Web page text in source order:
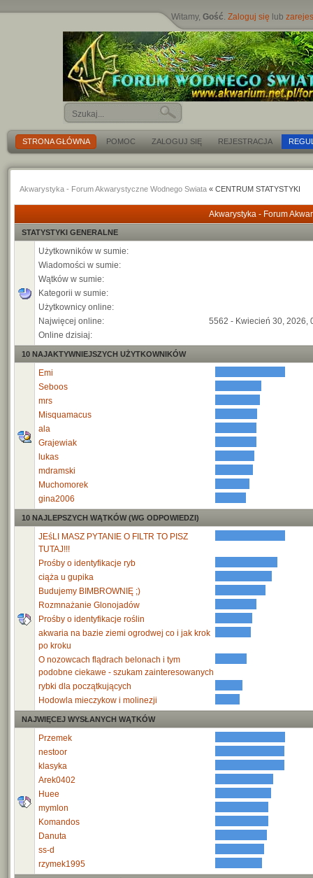
Witamy,Gość.Zaloguj się lub
STRONA GŁÓWNA POMOC ZALOGUJ SIĘ REJESTRACJA
Akwarystyka - Forum Akwarystyczne Wodnego Swiata « CENTRUM STATYSTYKI
Akwarystyka - Forum
STATYSTYKI GENERALNE
Użytkowników w sumie:
Wiadomości w sumie:
Wątków w sumie:
Kategorii w sumie:
Użytkownicy online:
Najwięcej online:
5562 - Kwiecień 30, 2026,
Online dzisiaj:
10 NAJAKTYWNIEJSZYCH UŻYTKOWNIKÓW
Emi
Seboos
mrs
Misquamacus
ala
Grajewiak
lukas
mdramski
Muchomorek
gina2006
10 NAJLEPSZYCH WĄTKÓW (WG ODPOWIEDZI)
JEśLI MASZ PYTANIE O FILTR TO PISZ
TUTAJ!!!
Prośby o identyfikacje ryb
ciąża u gupika
Budujemy BIMBROWNIĘ ;)
Rozmnażanie Glonojadów
Prośby o identyfikacje roślin
akwaria na bazie ziemi ogrodwej co i jak krok
po kroku
O nozowcach flądrach belonach i tym
podobne ciekawe - szukam zainteresowanych
rybki dla początkujących
Hodowla mieczykow i molinezji
NAJWIĘCEJ WYSŁANYCH WĄTKÓW
Przemek
nestoor
klasyka
Arek0402
Huee
mymlon
Komandos
Danuta
ss-d
rzymek1995